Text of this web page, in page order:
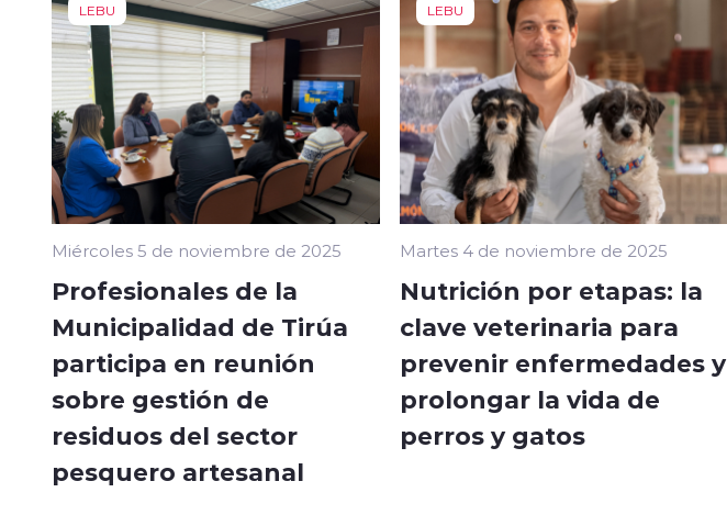
LEBU
Miércoles 5 de noviembre de 2025
Profesionales de la
Municipalidad de Tirúa
participa en reunión
sobre gestión de
residuos del sector
pesquero artesanal
LEBU
Martes 4 de noviembre de 2025
Nutrición por etapas: la
clave veterinaria para
prevenir enfermedades y
prolongar la vida de
perros y gatos